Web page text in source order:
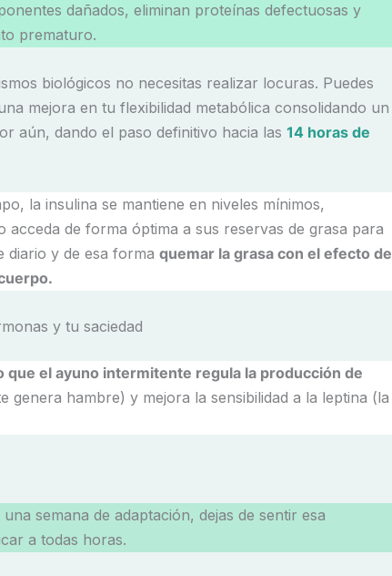
dañados, eliminan proteínas defectuosas y
prematuro.
biológicos no necesitas realizar locuras. Puedes
mejora en tu flexibilidad metabólica consolidando un
aún, dando el paso definitivo hacia las 14 horas de
la insulina se mantiene en niveles mínimos,
acceda de forma óptima a sus reservas de grasa para
diario y de esa forma quemar la grasa con el efecto de
y tu saciedad
que el ayuno intermitente regula la producción de
genera hambre) y mejora la sensibilidad a la leptina (la
semana de adaptación, dejas de sentir esa
a todas horas.